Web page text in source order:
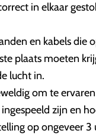
in elkaar
en kabels die
plaats moeten
lucht in.
om te
ingespeeld zijn en
op ongeveer 3